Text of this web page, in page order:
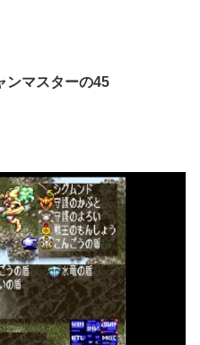
ンマスターの45